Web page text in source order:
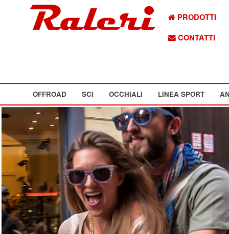
PRODOTTI
CONTATTI
OFFROAD SCI OCCHIALI LINEA SPORT